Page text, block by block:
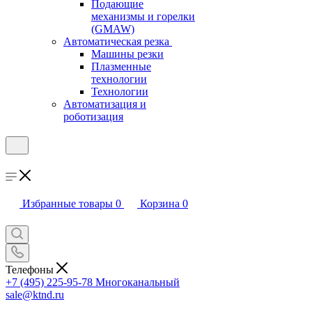
Подающие
механизмы и горелки
(GMAW)
Автоматическая резка
Машины резки
Плазменные
технологии
Технологии
Автоматизация и
роботизация
Избранные товары 0 Корзина 0
Телефоны
+7 (495) 225-95-78 Многоканальный
sale@ktnd.ru